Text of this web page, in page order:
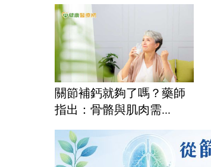
關節補鈣就夠了嗎？藥師
指出：骨骼與肌肉需...